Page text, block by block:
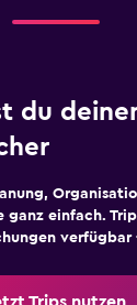
du
ganz einfach.
verfügbar
Trips nutzen